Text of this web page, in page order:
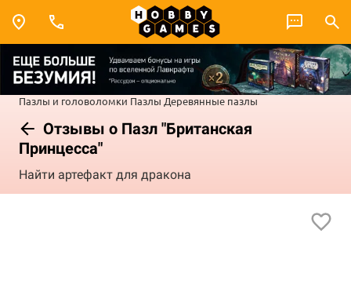
Пазлы и головоломки Пазлы Деревянные пазлы
Отзывы о Пазл "Британская
Принцесса"
Найти артефакт для дракона